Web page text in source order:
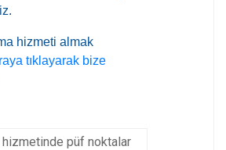
hizmeti almak
tıklayarak bize
püf noktalar